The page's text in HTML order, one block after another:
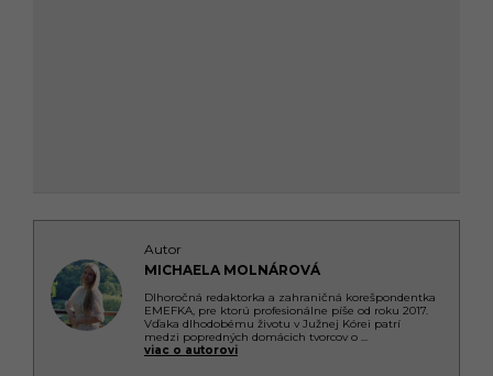
Autor
MICHAELA MOLNÁROVÁ
Dlhoročná redaktorka a zahraničná korešpondentka
EMEFKA, pre ktorú profesionálne píše od roku 2017.
Vďaka dlhodobému životu v Južnej Kórei patrí
medzi popredných domácich tvorcov o ...
viac o autorovi